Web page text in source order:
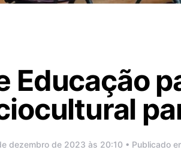
Educação
dezembro de 2023 às 20:10 • Publicado